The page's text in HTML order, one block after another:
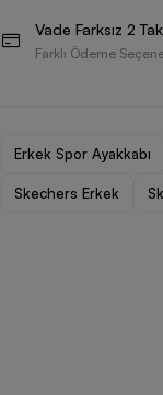
Vade Farksız 2
Farklı Ödeme
Erkek Spor Ayakkabı
Skechers Erkek